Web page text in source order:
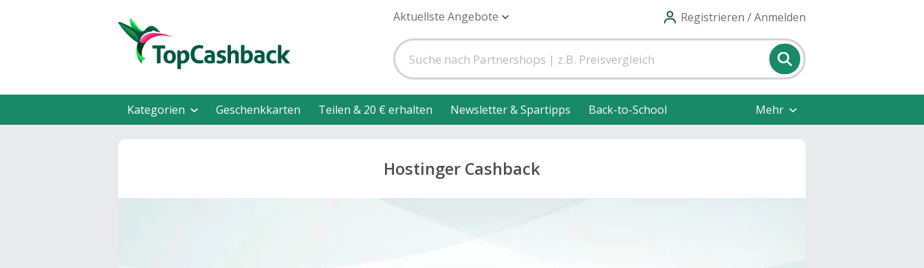
Aktuellste Angebote Registrieren / Anmelden
Kategorien Geschenkkarten Teilen & 20 € erhalten Newsletter & Spartipps Back-to-School Mehr
Hostinger Cashback